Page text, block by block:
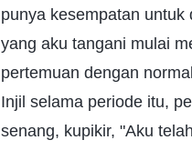
punya kesempatan
yang aku tangani mulai
pertemuan dengan
Injil selama periode itu,
senang, kupikir, "Aku